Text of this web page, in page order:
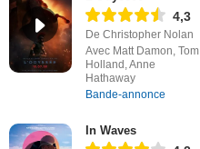
4,3
De Christopher Nolan
Avec Matt Damon, Tom
Holland, Anne
Hathaway
Bande-annonce
In Waves